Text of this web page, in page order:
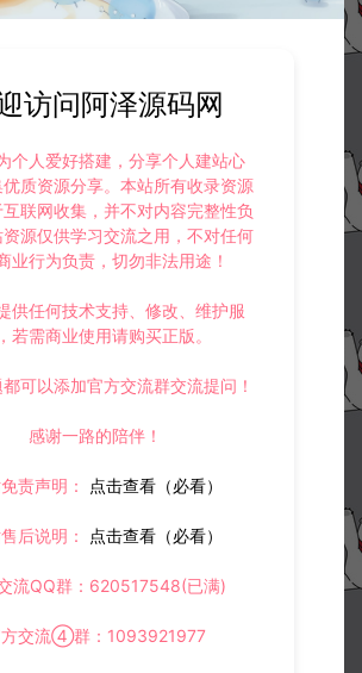
访问阿泽源码网
个人爱好搭建，分享个人建站心
质资源分享。本站所有收录资源
联网收集，并不对内容完整性负
源仅供学习交流之用，不对任何
业行为负责，切勿非法用途！
供任何技术支持、修改、维护服
若需商业使用请购买正版。
可以添加官方交流群交流提问！
感谢一路的陪伴！
责声明： 点击查看（必看）
后说明： 点击查看（必看）
流QQ群：620517548(已满)
交流④群：1093921977